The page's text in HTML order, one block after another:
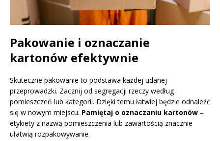
Pakowanie i oznaczanie
kartonów efektywnie
Skuteczne pakowanie to podstawa każdej udanej
przeprowadzki. Zacznij od segregacji rzeczy według
pomieszczeń lub kategorii. Dzięki temu łatwiej będzie odnaleźć
się w nowym miejscu. Pamiętaj o oznaczaniu kartonów –
etykiety z nazwą pomieszczenia lub zawartością znacznie
ułatwią rozpakowywanie.